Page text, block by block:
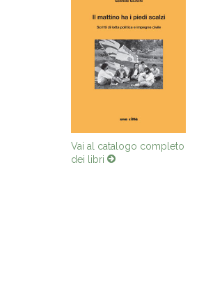
Vai al catalogo completo
dei libri